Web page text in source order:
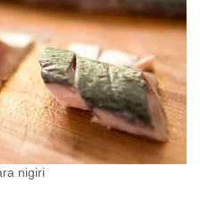
nigiri